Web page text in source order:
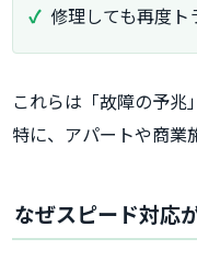
修理しても再度
これらは「故障の予兆
特に、アパートや商業
なぜスピード対応